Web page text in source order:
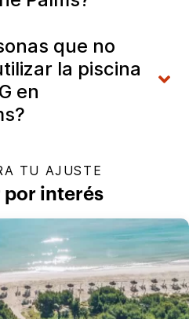
que no
la piscina
en
TU AJUSTE
por interés